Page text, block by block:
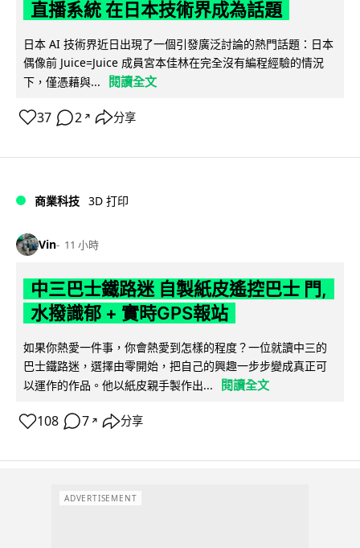
直播系統 在日本技術界成為話題
日本 AI 技術界近日出現了一個引發廣泛討論的熱門話題：日本
偶像前 Juice=Juice 成員宮本佳林在完全沒有編程經驗的情況
下，僅憑藉與...
閱讀全文
37 2 ↗ 分享
商業科技 3D 打印
Vin 11 小時
中三巴士鐵路迷 自製紙皮遙控巴士 門,
水撥識郁 + 實時GPS報站
如果你熱愛一件事，你會熱愛到怎樣的程度？一位就讀中三的
巴士鐵路迷，選擇由零開始，把自己的興趣一步步變成真正可
以運作的作品。他以紙皮親手製作出...
閱讀全文
108 7 ↗ 分享
ADVERTISEMENT